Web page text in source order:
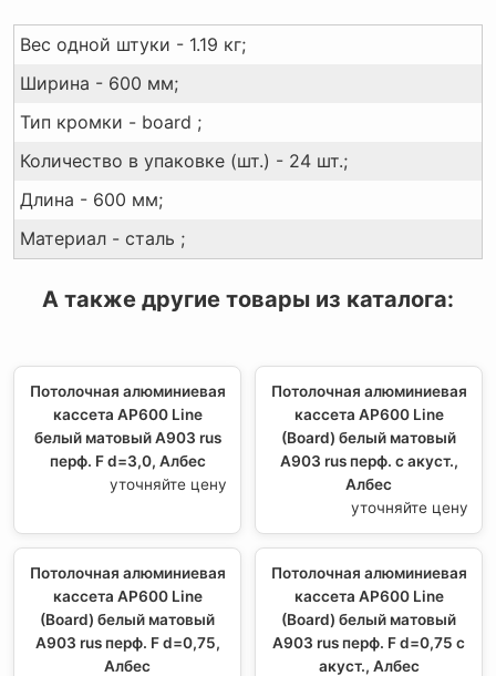
Вес одной штуки - 1.19 кг;
Ширина - 600 мм;
Тип кромки - board ;
Количество в упаковке (шт.) - 24 шт.;
Длина - 600 мм;
Материал - сталь ;
А также другие товары из каталога:
Потолочная алюминиевая
кассета AP600 Line
белый матовый А903 rus
перф. F d=3,0, Албес
уточняйте цену
Потолочная алюминиевая
кассета AP600 Line
(Board) белый матовый
А903 rus перф. с акуст.,
Албес
уточняйте цену
Потолочная алюминиевая
кассета AP600 Line
(Board) белый матовый
А903 rus перф. F d=0,75,
Албес
Потолочная алюминиевая
кассета AP600 Line
(Board) белый матовый
А903 rus перф. F d=0,75 с
акуст., Албес